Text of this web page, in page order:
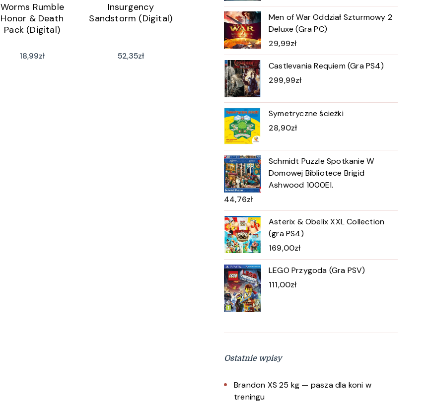
Worms Rumble
Honor & Death
Pack (Digital)
18,99zł
Insurgency
Sandstorm (Digital)
52,35zł
Men of War Oddział Szturmowy 2
Deluxe (Gra PC)
29,99zł
Castlevania Requiem (Gra PS4)
299,99zł
Symetryczne ścieżki
28,90zł
Schmidt Puzzle Spotkanie W
Domowej Bibliotece Brigid
Ashwood 1000El.
44,76zł
Asterix & Obelix XXL Collection
(gra PS4)
169,00zł
LEGO Przygoda (Gra PSV)
111,00zł
Ostatnie wpisy
Brandon XS 25 kg — pasza dla koni w
treningu